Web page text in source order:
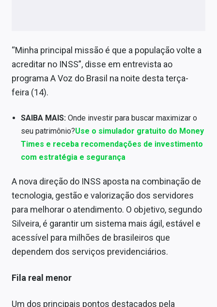
Conteúdo de Marca
Sobre
Contato
“Minha principal missão é que a população volte a
acreditar no INSS”, disse em entrevista ao
programa A Voz do Brasil na noite desta terça-
feira (14).
SAIBA MAIS:Onde investir para buscar maximizar o
seu patrimônio?Use o simulador gratuito do Money
Times e receba recomendações de investimento
com estratégia e segurança
A nova direção do INSS aposta na combinação de
tecnologia, gestão e valorização dos servidores
para melhorar o atendimento. O objetivo, segundo
Silveira, é garantir um sistema mais ágil, estável e
acessível para milhões de brasileiros que
dependem dos serviços previdenciários.
Fila real menor
Um dos principais pontos destacados pela